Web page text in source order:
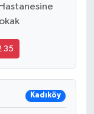
35
Kadıköy